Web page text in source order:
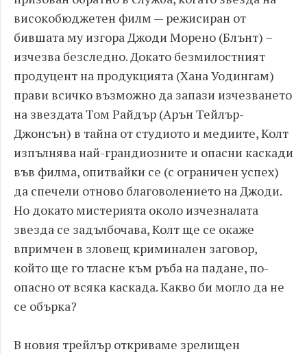
високобюджетен филм — режисиран от
бившата му изгора Джоди Морено (Блънт) –
изчезва безследно. Докато безмилостният
продуцент на продукцията (Хана Уодингам)
прави всичко възможно да запази изчезването
на звездата Том Райдър (Арън Тейлър-
Джонсън) в тайна от студиото и медиите, Колт
изпълнява най-грандиозните и опасни каскади
във филма, опитвайки се (с ограничен успех)
да спечели отново благоволението на Джоди.
Но докато мистерията около изчезналата
звезда се задълбочава, Колт ще се окаже
впримчен в зловещ криминален заговор,
който ще го тласне към ръба на падане, по-
опасно от всяка каскада. Какво би могло да не
се обърка?
В новия трейлър откриваме зрелищен